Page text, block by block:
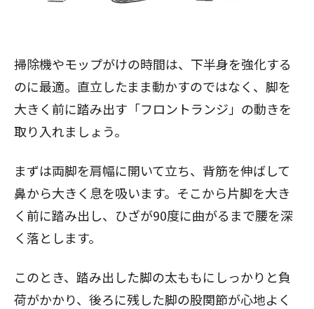
掃除機やモップがけの時間は、下半身を強化する
のに最適。直立したまま動かすのではなく、脚を
大きく前に踏み出す「フロントランジ」の動きを
取り入れましょう。
まずは両脚を肩幅に開いて立ち、背筋を伸ばして
鼻から大きく息を吸います。そこから片脚を大き
く前に踏み出し、ひざが90度に曲がるまで腰を深
く落とします。
このとき、踏み出した脚の太ももにしっかりと負
荷がかかり、後ろに残した脚の股関節が心地よく